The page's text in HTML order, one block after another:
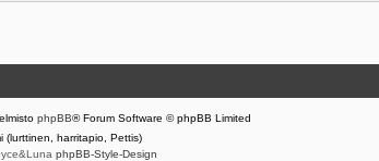
phpBB® Forum Software © phpBB Limited
(lurttinen, harritapio, Pettis)
phpBB-Style-Design